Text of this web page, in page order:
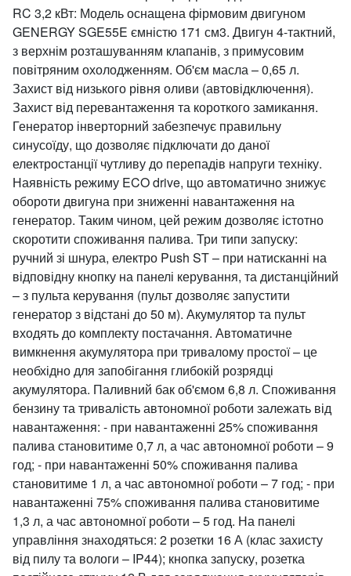
RC 3,2 кВт: Модель оснащена фірмовим двигуном
GENERGY SGE55E ємністю 171 см3. Двигун 4-тактний,
з верхнім розташуванням клапанів, з примусовим
повітряним охолодженням. Об'єм масла – 0,65 л.
Захист від низького рівня оливи (автовідключення).
Захист від перевантаження та короткого замикання.
Генератор інверторний забезпечує правильну
синусоїду, що дозволяє підключати до даної
електростанції чутливу до перепадів напруги техніку.
Наявність режиму ECO drive, що автоматично знижує
обороти двигуна при зниженні навантаження на
генератор. Таким чином, цей режим дозволяє істотно
скоротити споживання палива. Три типи запуску:
ручний зі шнура, електро Push ST – при натисканні на
відповідну кнопку на панелі керування, та дистанційний
– з пульта керування (пульт дозволяє запустити
генератор з відстані до 50 м). Акумулятор та пульт
входять до комплекту постачання. Автоматичне
вимкнення акумулятора при тривалому простої – це
необхідно для запобігання глибокій розрядці
акумулятора. Паливний бак об'ємом 6,8 л. Споживання
бензину та тривалість автономної роботи залежать від
навантаження: - при навантаженні 25% споживання
палива становитиме 0,7 л, а час автономної роботи – 9
год; - при навантаженні 50% споживання палива
становитиме 1 л, а час автономної роботи – 7 год; - при
навантаженні 75% споживання палива становитиме
1,3 л, а час автономної роботи – 5 год. На панелі
управління знаходяться: 2 розетки 16 А (клас захисту
від пилу та вологи – IP44); кнопка запуску, розетка